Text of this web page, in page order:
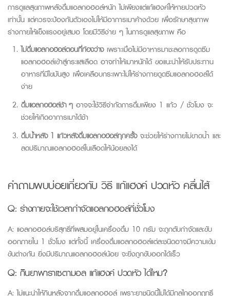
การดูแลสุขภาพหลังดื่มแอลกอฮอล์หนัก ไม่เพียงแต่แก้แฮงค์ให้หายปวดหัว
เท่านั้น แต่ควรจะป้องกันตัวเองไม่ให้มีอาการเมาค้างด้วย เพื่อรักษาสุขภาพ
ร่างกายให้แข็งแรงอยู่เสมอ โดยมีวิธีง่าย ๆ ในการดูแลสุขภาพ คือ
ไม่ดื่มแอลกอฮอล์ตอนที่ท้องว่างเพราะเมื่อไม่มีอาหารมาชะลอการดูดซึม
แอลกอฮอล์เข้าสู่กระแสเลือด อาจทำให้เมาหนักได้ ขอแนะนำให้รับประทาน
อาหารที่มีไขมันสูง เพื่อเคลือบกระเพาะไม่ให้ร่างกายดูดซึมแอลกอฮอล์ได้
ง่าย
ดื่มแอลกอฮอล์ช้า ๆ อาจจะใช้วิธีจำกัดการดื่มเพียง 1 แก้ว / ชั่วโมง จะ
ช่วยให้เกิดอาการเมาได้ช้า
ดื่มน้ำหลัง 1 แก้วหลังดื่มแอลกอฮอล์ทุกครั้งจะช่วยให้ร่างกายไม่ขาดน้ำ และ
ลดปริมาณแอลกอฮอล์ในเลือดให้น้อยลงได้
คำถามพบบ่อยเกี่ยวกับ วิธี แก้แฮงค์ปวดหัว คลื่นไส้
Q: ร่างกายจะใช้เวลากำจัดแอลกอฮอล์กี่ชั่วโมง
A: แอลกอฮอล์บริสุทธิ์ที่ผสมอยู่ในเครื่องดื่ม 10 กรัม จะถูกตับกำจัดและขับ
ออกภายใน 1 ชั่วโมง แต่ทั้งนี้ เครื่องดื่มแอลกอฮอล์แต่ละชนิดอาจมีความเข้ม
ข้นต่างกัน ยิ่งมีปริมาณแอลกอฮอล์น้อย จะยิ่งถูกขับออกได้เร็ว
Q: กินยาพาราเซตามอล แก้แฮงค์ ปวดหัว ได้ไหม?
A:ไม่แนะนำให้กินหลังจากดื่มแอลกอฮอล์ เพราะยาชนิดนี้ไม่ได้มีกลไกออกฤทธิ์